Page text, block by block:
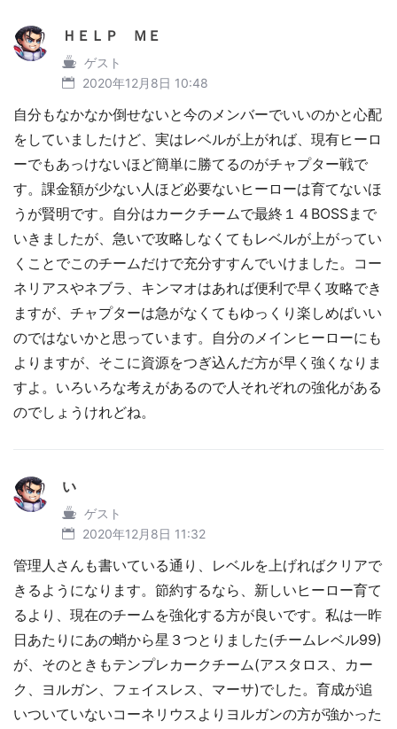
ＨＥＬＰ ＭＥ
ゲスト
2020年12月8日 10:48
自分もなかなか倒せないと今のメンバーでいいのかと心配
をしていましたけど、実はレベルが上がれば、現有ヒーロ
ーでもあっけないほど簡単に勝てるのがチャプター戦で
す。課金額が少ない人ほど必要ないヒーローは育てないほ
うが賢明です。自分はカークチームで最終１４BOSSまで
いきましたが、急いで攻略しなくてもレベルが上がってい
くことでこのチームだけで充分すすんでいけました。コー
ネリアスやネブラ、キンマオはあれば便利で早く攻略でき
ますが、チャプターは急がなくてもゆっくり楽しめばいい
のではないかと思っています。自分のメインヒーローにも
よりますが、そこに資源をつぎ込んだ方が早く強くなりま
すよ。いろいろな考えがあるので人それぞれの強化がある
のでしょうけれどね。
い
ゲスト
2020年12月8日 11:32
管理人さんも書いている通り、レベルを上げればクリアで
きるようになります。節約するなら、新しいヒーロー育て
るより、現在のチームを強化する方が良いです。私は一昨
日あたりにあの蛸から星３つとりました(チームレベル99)
が、そのときもテンプレカークチーム(アスタロス、カー
ク、ヨルガン、フェイスレス、マーサ)でした。育成が追
いついていないコーネリウスよりヨルガンの方が強かった